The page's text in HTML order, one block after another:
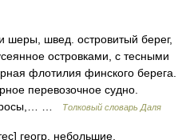
швед. островитый берег,
островками, с тесными
флотилия финского берега.
перевозочное судно.
…
Толковый словарь Даля
геогр. небольшие,